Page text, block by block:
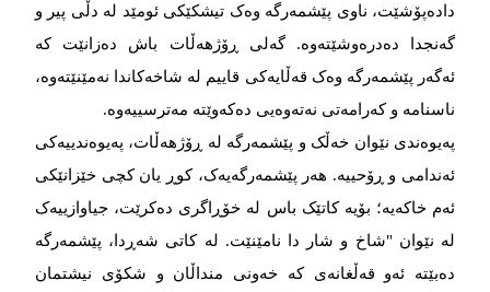
دادەپۆشێت، ناوی پێشمەرگە وەک تیشکێکی ئومێد لە دڵی پیر و
گەنجدا دەدرەوشێتەوە. گەلی ڕۆژهەڵات باش دەزانێت کە
ئەگەر پێشمەرگە وەک قەڵایەکی قاییم لە شاخەکاندا نەمێنێتەوە،
ناسنامە و کەرامەتی نەتەوەیی دەکەوێتە مەترسییەوە.
پەیوەندی نێوان خەڵک و پێشمەرگە لە ڕۆژهەڵات، پەیوەندییەکی
ئەندامی و ڕۆحییە. هەر پێشمەرگەیەک، کوڕ یان کچی خێزانێکی
ئەم خاکەیە؛ بۆیە کاتێک باس لە خۆڕاگری دەکرێت، جیاوازییەک
لە نێوان "شاخ و شار دا نامێنێت. لە کاتی شەڕدا، پێشمەرگە
دەبێتە ئەو قەڵغانەی کە خەونی منداڵان و شکۆی نیشتمان